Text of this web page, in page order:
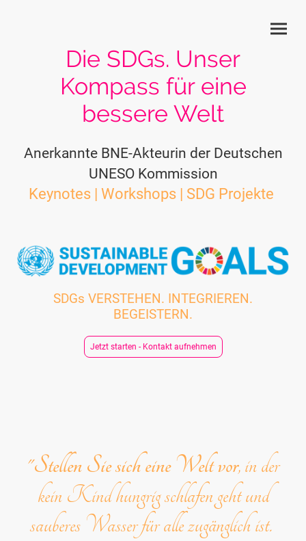
Die SDGs. Unser
Kompass für eine
bessere Welt
Anerkannte BNE-Akteurin der Deutschen
UNESO Kommission
Keynotes | Workshops | SDG Projekte
SDGs VERSTEHEN. INTEGRIEREN.
BEGEISTERN.
Jetzt starten - Kontakt aufnehmen
"Stellen Sie sich eine Welt vor, in der
kein Kind hungrig schlafen geht und
sauberes Wasser für alle zugänglich ist.